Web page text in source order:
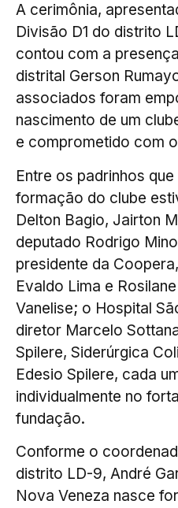
A cerimônia,
Divisão D1 do distrito
contou com a
distrital Gerson
associados foram
nascimento de um
e comprometido com
Entre os padrinhos
formação do clube
Delton Bagio, Jairton
deputado Rodrigo
presidente da
Evaldo Lima e
Vanelise; o Hospital
diretor Marcelo
Spilere, Siderúrgica
Edesio Spilere, cada
individualmente no
fundação.
Conforme o
distrito LD-9, André
Nova Veneza nasce